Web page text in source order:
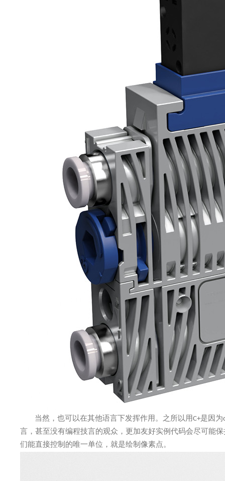
当然，也可以在其他语言下发挥作用。之所以用C+是因为
言，甚至没有编程技言的观众，更加友好实例代码会尽可能
们能直接控制的唯一单位，就是绘制像素点。